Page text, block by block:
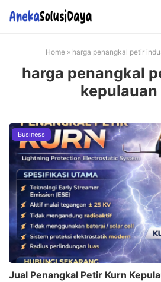
Home » harga penangkal petir
harga penangkal
kepulauan
Business
Jual Penangkal Petir Kurn